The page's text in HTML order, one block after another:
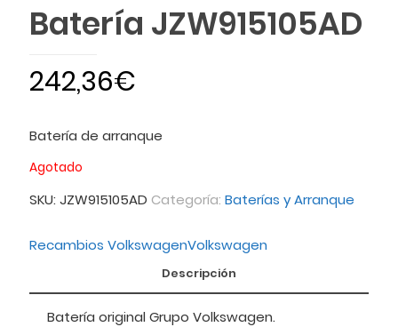
Batería JZW915105AD
242,36€
Batería de arranque
Agotado
SKU: JZW915105AD Categoría: Baterías y Arranque
Recambios VolkswagenVolkswagen
Descripción
Batería original Grupo Volkswagen.